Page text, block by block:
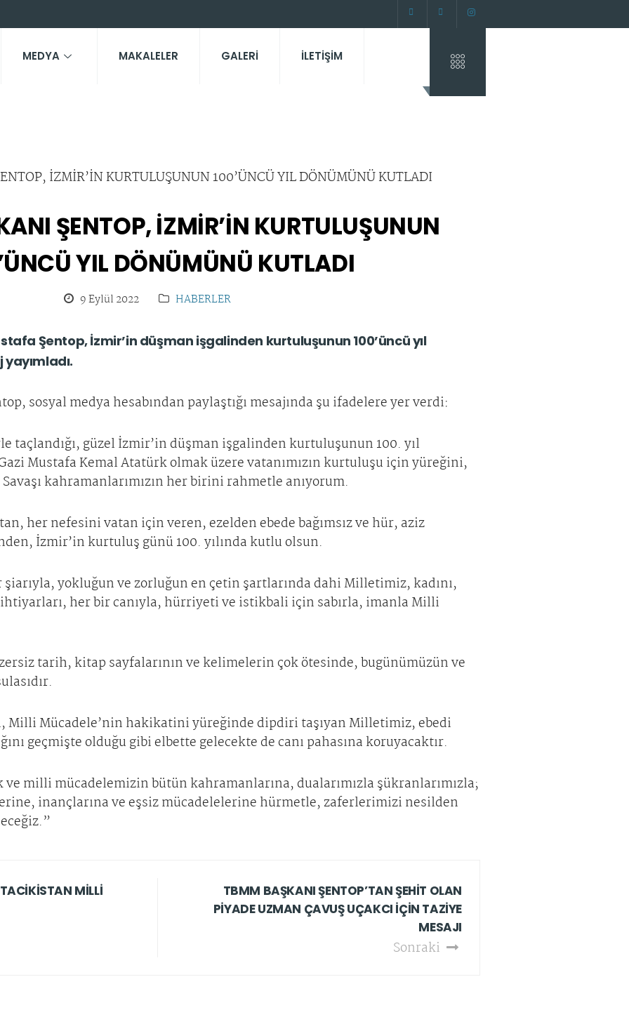
MEDYA MAKALELER GALERİ İLETİŞİM
ŞENTOP, İZMİR’İN KURTULUŞUNUN
YIL DÖNÜMÜNÜ KUTLADI
9 Eylül 2022 HABERLER
Şentop, İzmir’in düşman işgalinden kurtuluşunun 100’üncü yıl
sosyal medya hesabından paylaştığı mesajında şu ifadelere yer verdi:
taçlandığı, güzel İzmir’in düşman işgalinden kurtuluşunun 100. yıl
Mustafa Kemal Atatürk olmak üzere vatanımızın kurtuluşu için yüreğini,
kahramanlarımızın her birini rahmetle anıyorum.
her nefesini vatan için veren, ezelden ebede bağımsız ve hür, aziz
İzmir’in kurtuluş günü 100. yılında kutlu olsun.
yokluğun ve zorluğun en çetin şartlarında dahi Milletimiz, kadını,
her bir canıyla, hürriyeti ve istikbali için sabırla, imanla Milli
tarih, kitap sayfalarının ve kelimelerin çok ötesinde, bugünümüzün ve
Milli Mücadele’nin hakikatini yüreğinde dipdiri taşıyan Milletimiz, ebedi
geçmişte olduğu gibi elbette gelecekte de canı pahasına koruyacaktır.
milli mücadelemizin bütün kahramanlarına, dualarımızla şükranlarımızla;
inançlarına ve eşsiz mücadelelerine hürmetle, zaferlerimizi nesilden
MİLLİ
TBMM BAŞKANI ŞENTOP’TAN ŞEHİT OLAN
PİYADE UZMAN ÇAVUŞ UÇAKCI İÇİN TAZİYE
MESAJI
Sonraki